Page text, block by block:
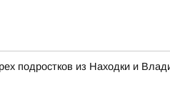
подростков из Находки и